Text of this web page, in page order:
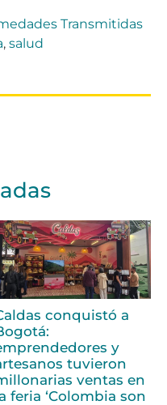
Transmitidas
, salud
conquistó a
y
tuvieron
ventas en
feria ‘Colombia son